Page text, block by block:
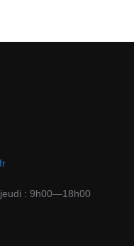
: 9h00—18h00